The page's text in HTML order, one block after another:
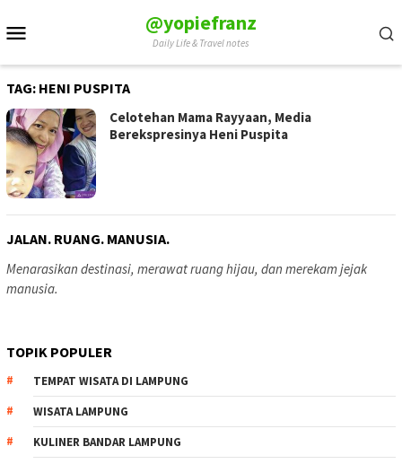
to
@yopiefranz
Daily Life & Travel notes
TAG: HENI PUSPITA
Celotehan Mama Rayyaan, Media
Berekspresinya Heni Puspita
JALAN. RUANG. MANUSIA.
Menarasikan destinasi, merawat ruang hijau, dan merekam jejak
manusia.
TOPIK POPULER
TEMPAT WISATA DI LAMPUNG
WISATA LAMPUNG
KULINER BANDAR LAMPUNG